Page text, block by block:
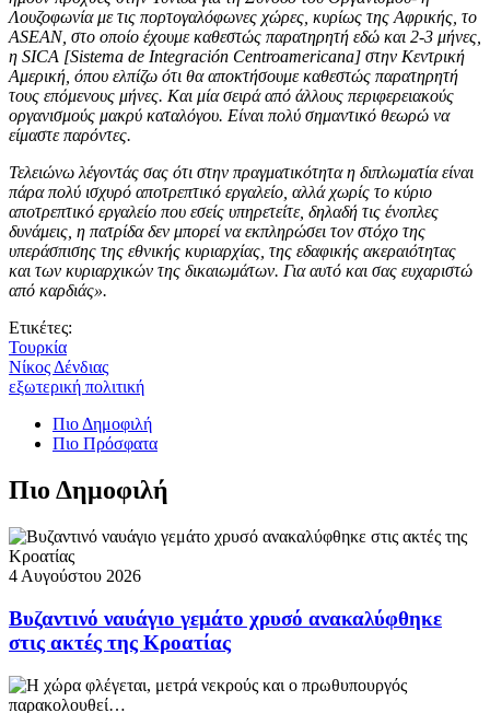
Λουζοφωνία με τις πορτογαλόφωνες χώρες, κυρίως της Αφρικής, το
ASEAN, στο οποίο έχουμε καθεστώς παρατηρητή εδώ και 2-3 μήνες,
η SICA [Sistema de Integración Centroamericana] στην Κεντρική
Αμερική, όπου ελπίζω ότι θα αποκτήσουμε καθεστώς παρατηρητή
τους επόμενους μήνες. Και μία σειρά από άλλους περιφερειακούς
οργανισμούς μακρύ καταλόγου. Είναι πολύ σημαντικό θεωρώ να
είμαστε παρόντες.
Τελειώνω λέγοντάς σας ότι στην πραγματικότητα η διπλωματία είναι
πάρα πολύ ισχυρό αποτρεπτικό εργαλείο, αλλά χωρίς το κύριο
αποτρεπτικό εργαλείο που εσείς υπηρετείτε, δηλαδή τις ένοπλες
δυνάμεις, η πατρίδα δεν μπορεί να εκπληρώσει τον στόχο της
υπεράσπισης της εθνικής κυριαρχίας, της εδαφικής ακεραιότητας
και των κυριαρχικών της δικαιωμάτων. Για αυτό και σας ευχαριστώ
από καρδιάς».
Ετικέτες:
Τουρκία
Νίκος Δένδιας
εξωτερική πολιτική
Πιο Δημοφιλή
Πιο Πρόσφατα
Πιο Δημοφιλή
4 Αυγούστου 2026
Βυζαντινό ναυάγιο γεμάτο χρυσό ανακαλύφθηκε
στις ακτές της Κροατίας